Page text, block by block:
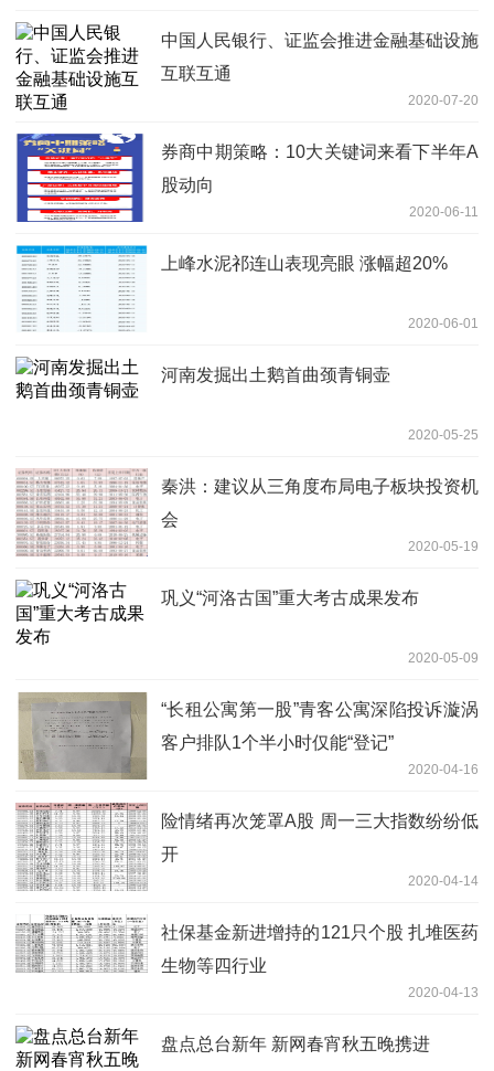
中国人民银行、证监会推进金融基础设施
互联互通
2020-07-20
券商中期策略：10大关键词来看下半年A
股动向
2020-06-11
上峰水泥祁连山表现亮眼 涨幅超20%
2020-06-01
河南发掘出土鹅首曲颈青铜壶
2020-05-25
秦洪：建议从三角度布局电子板块投资机
会
2020-05-19
巩义“河洛古国”重大考古成果发布
2020-05-09
“长租公寓第一股”青客公寓深陷投诉漩涡
客户排队1个半小时仅能“登记”
2020-04-16
险情绪再次笼罩A股 周一三大指数纷纷低
开
2020-04-14
社保基金新进增持的121只个股 扎堆医药
生物等四行业
2020-04-13
盘点总台新年 新网春宵秋五晚携进